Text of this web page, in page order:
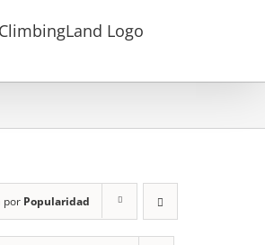
por Popularidad